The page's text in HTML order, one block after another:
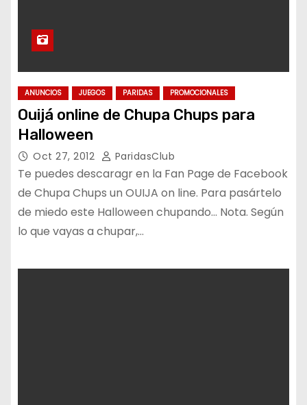
ANUNCIOS JUEGOS PARIDAS PROMOCIONALES
Ouijá online de Chupa Chups para
Halloween
Oct 27, 2012 ParidasClub
Te puedes descaragr en la Fan Page de Facebook
de Chupa Chups un OUIJA on line. Para pasártelo
de miedo este Halloween chupando… Nota. Según
lo que vayas a chupar,…